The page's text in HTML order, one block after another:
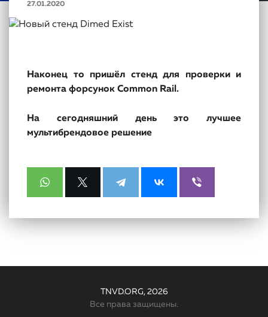
27.01.2020
Наконец то пришёл стенд для проверки и
ремонта форсунок Common Rail.
На сегодняшний день это лучшее
мультибрендовое решение
TNVD.ORG, 2026
Все права защищены.